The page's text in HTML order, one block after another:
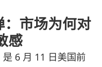
市场为何对
感
6 月 11 日美国前